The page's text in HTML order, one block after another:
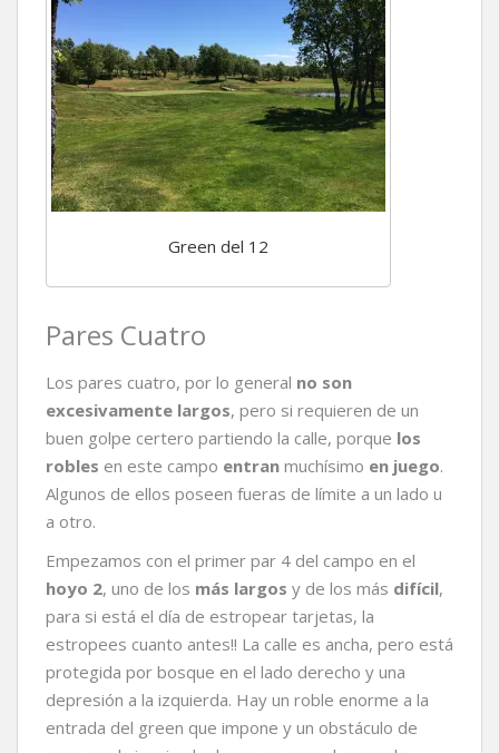
Green del 12
Pares Cuatro
Los pares cuatro, por lo general no son
excesivamente largos, pero si requieren de un
buen golpe certero partiendo la calle, porque los
robles en este campo entran muchísimo en juego.
Algunos de ellos poseen fueras de límite a un lado u
a otro.
Empezamos con el primer par 4 del campo en el
hoyo 2, uno de los más largos y de los más difícil,
para si está el día de estropear tarjetas, la
estropees cuanto antes!! La calle es ancha, pero está
protegida por bosque en el lado derecho y una
depresión a la izquierda. Hay un roble enorme a la
entrada del green que impone y un obstáculo de